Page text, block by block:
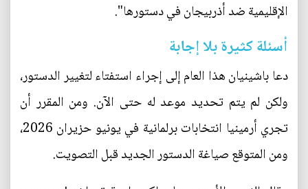
الإقليمية ضد أذربيجان في دستورها".
أسئلة كثيرة بلا إجابة
دعا باشينيان هذا العام إلى إجراء استفتاء لتغيير الدستور،
ولكن لم يتم تحديد موعد له حتى الآن. ومن المقرر أن
تجري أرمينيا انتخابات برلمانية في يونيو حزيران 2026،
ومن المتوقع صياغة الدستور الجديد قبل التصويت.